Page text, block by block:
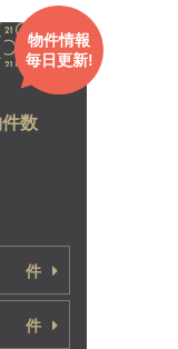
物件情報
毎日更新!
数
件
件